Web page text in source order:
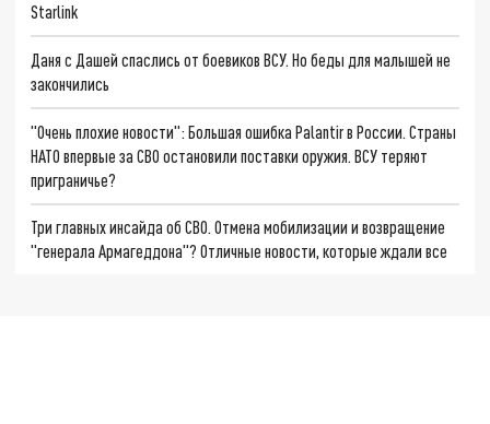
Starlink
Даня с Дашей спаслись от боевиков ВСУ. Но беды для малышей не
закончились
"Очень плохие новости": Большая ошибка Palantir в России. Страны
НАТО впервые за СВО остановили поставки оружия. ВСУ теряют
приграничье?
Три главных инсайда об СВО. Отмена мобилизации и возвращение
"генерала Армагеддона"? Отличные новости, которые ждали все